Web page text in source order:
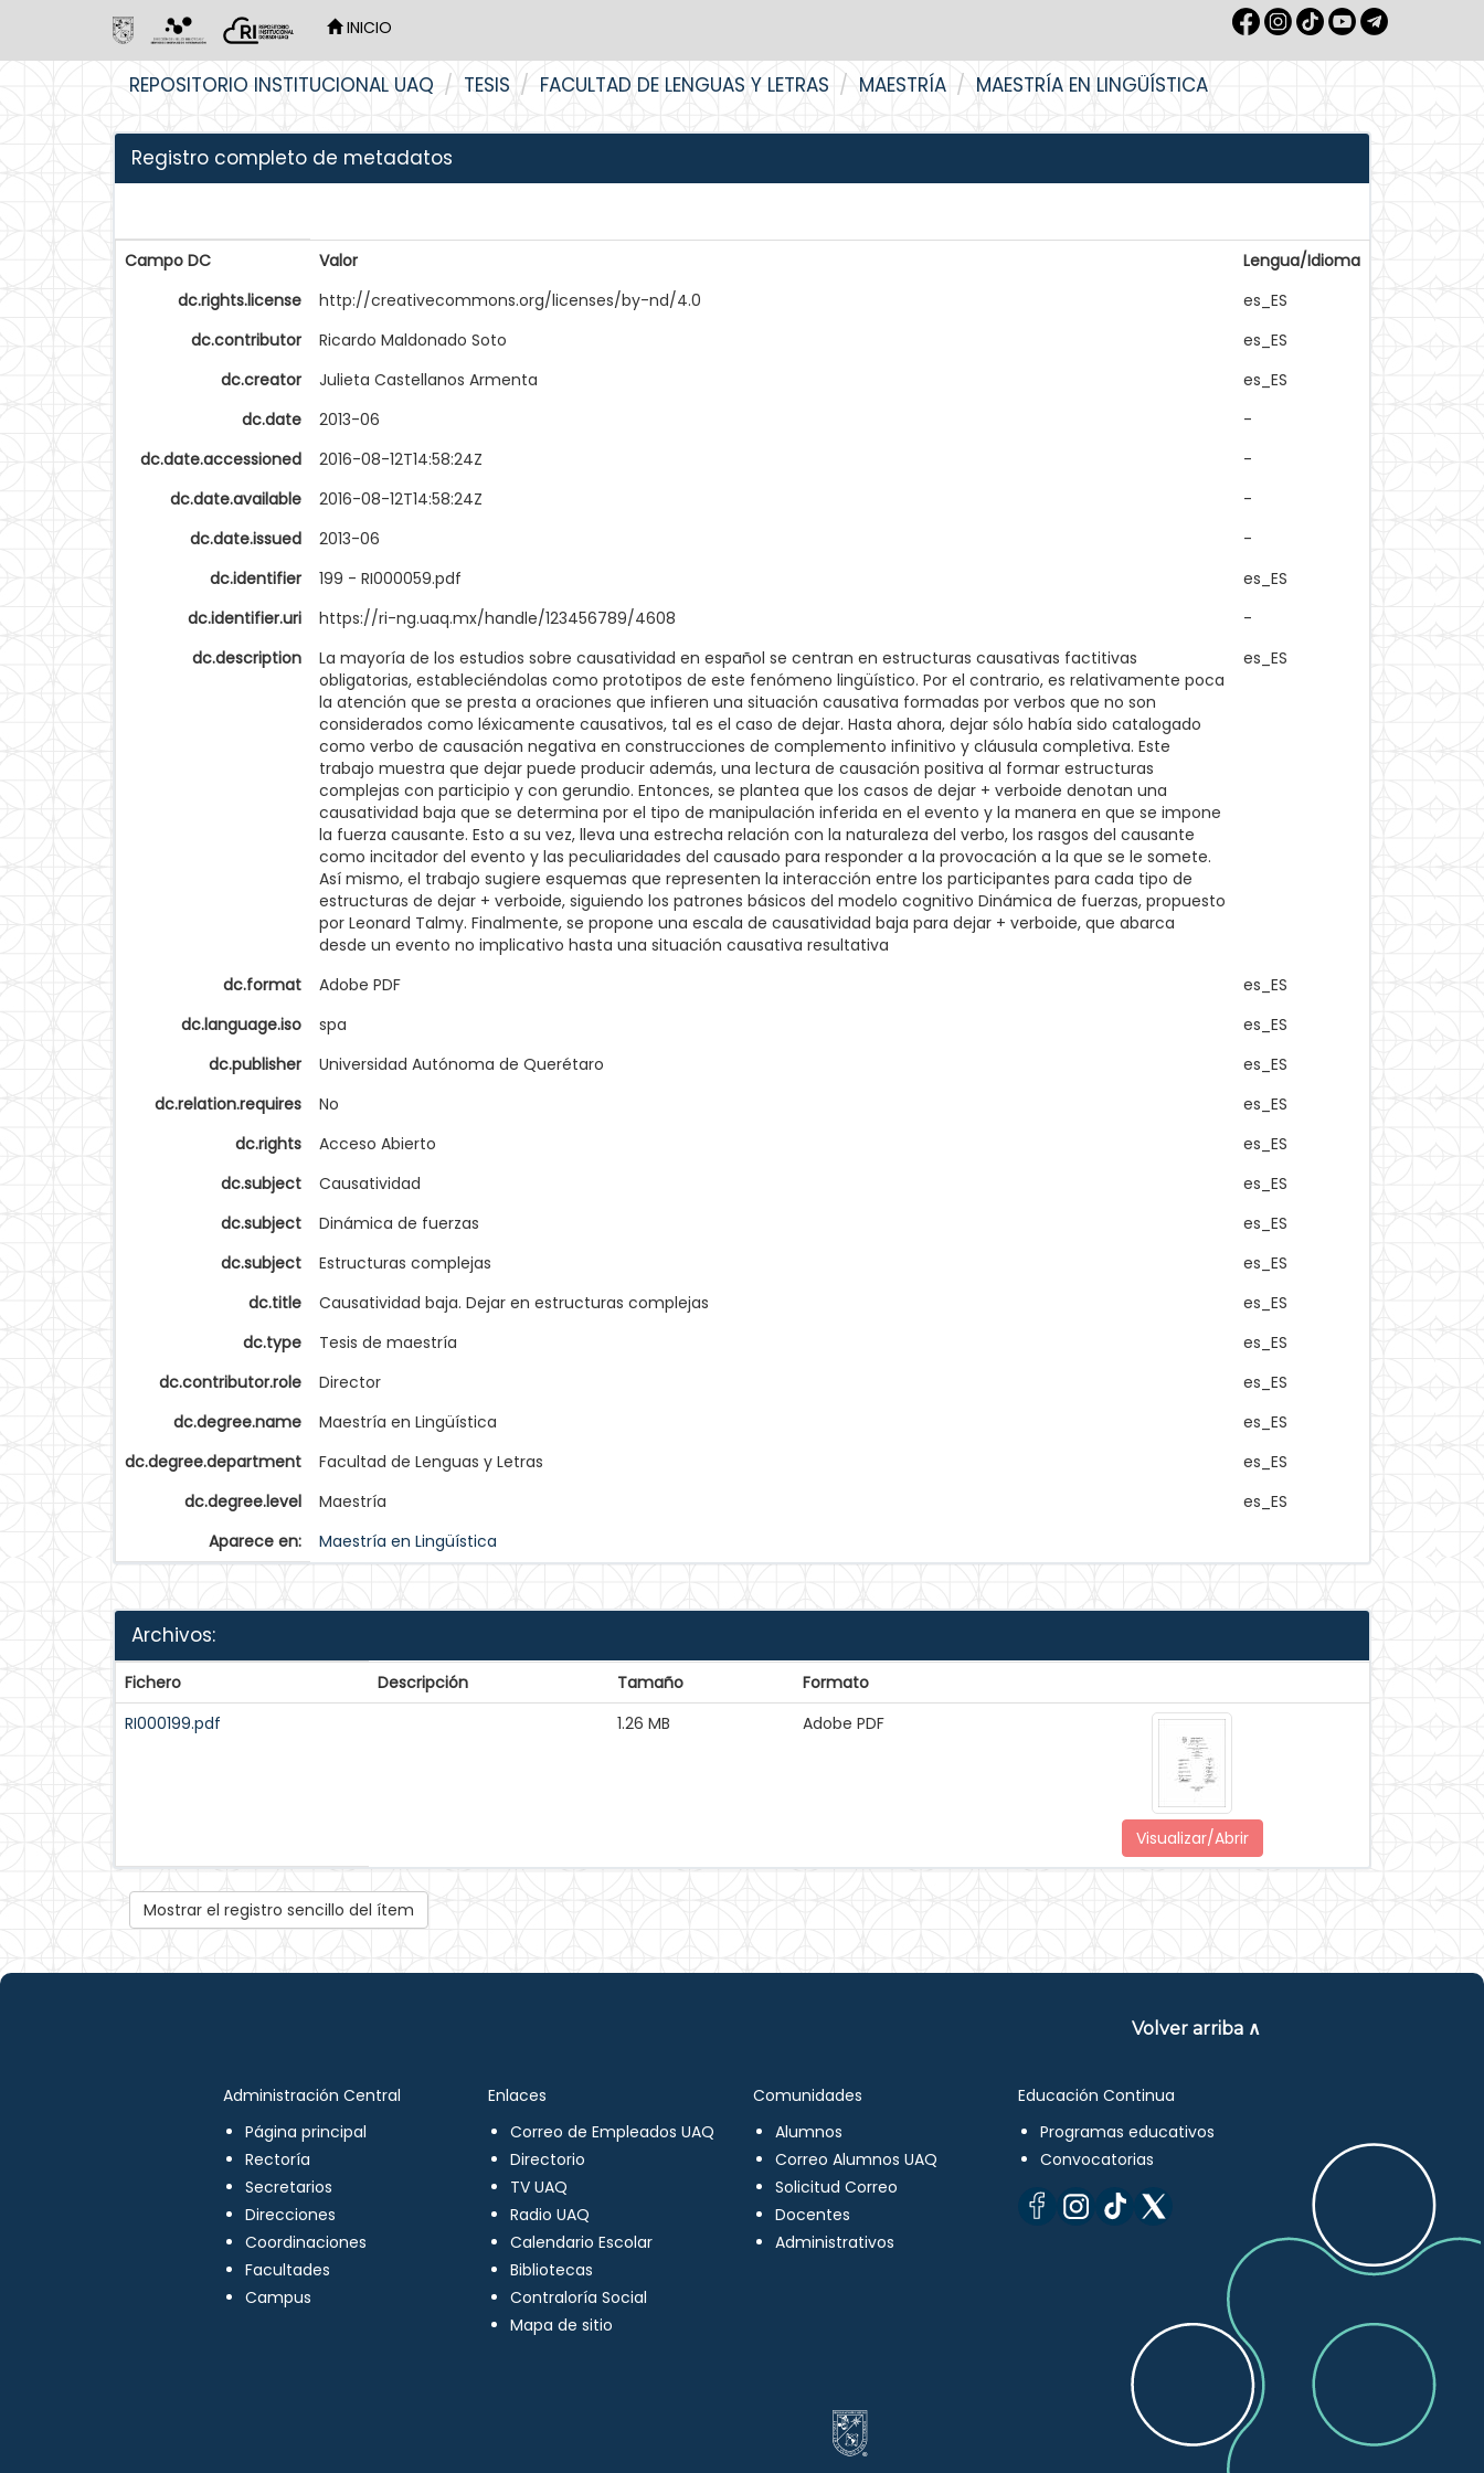
INICIO
REPOSITORIO INSTITUCIONAL UAQ TESIS FACULTAD DE LENGUAS Y LETRAS MAESTRÍA MAESTRÍA EN LINGÜÍSTICA
Registro completo de metadatos
Campo DC Valor
Lengua/Idioma
dc.rights.license
http://creativecommons.org/licenses/by-nd/4.0
es_ES
dc.contributor
Ricardo Maldonado Soto
es_ES
dc.creator
Julieta Castellanos Armenta
es_ES
dc.date
2013-06
-
dc.date.accessioned
2016-08-12T14:58:24Z
-
dc.date.available
2016-08-12T14:58:24Z
-
dc.date.issued
2013-06
-
dc.identifier
199 - RI000059.pdf
es_ES
dc.identifier.uri
https://ri-ng.uaq.mx/handle/123456789/4608
-
dc.description
La mayoría de los estudios sobre causatividad en español se centran en estructuras causativas factitivas
obligatorias, estableciéndolas como prototipos de este fenómeno lingüístico. Por el contrario, es relativamente poca
la atención que se presta a oraciones que infieren una situación causativa formadas por verbos que no son
considerados como léxicamente causativos, tal es el caso de dejar. Hasta ahora, dejar sólo había sido catalogado
como verbo de causación negativa en construcciones de complemento infinitivo y cláusula completiva. Este
trabajo muestra que dejar puede producir además, una lectura de causación positiva al formar estructuras
complejas con participio y con gerundio. Entonces, se plantea que los casos de dejar + verboide denotan una
causatividad baja que se determina por el tipo de manipulación inferida en el evento y la manera en que se impone
la fuerza causante. Esto a su vez, lleva una estrecha relación con la naturaleza del verbo, los rasgos del causante
como incitador del evento y las peculiaridades del causado para responder a la provocación a la que se le somete.
Así mismo, el trabajo sugiere esquemas que representen la interacción entre los participantes para cada tipo de
estructuras de dejar + verboide, siguiendo los patrones básicos del modelo cognitivo Dinámica de fuerzas, propuesto
por Leonard Talmy. Finalmente, se propone una escala de causatividad baja para dejar + verboide, que abarca
desde un evento no implicativo hasta una situación causativa resultativa
es_ES
dc.format Adobe PDF
es_ES
dc.language.iso
spa
es_ES
dc.publisher
Universidad Autónoma de Querétaro
es_ES
dc.relation.requires
No
es_ES
dc.rights
Acceso Abierto
es_ES
dc.subject
Causatividad
es_ES
dc.subject
Dinámica de fuerzas
es_ES
dc.subject
Estructuras complejas
es_ES
dc.title
Causatividad baja. Dejar en estructuras complejas
es_ES
dc.type
Tesis de maestría
es_ES
dc.contributor.role
Director
es_ES
dc.degree.name
Maestría en Lingüística
es_ES
dc.degree.department
Facultad de Lenguas y Letras
es_ES
dc.degree.level
Maestría
es_ES
Aparece en:
Maestría en Lingüística
Archivos:
Fichero Descripción Tamaño
Formato
RI000199.pdf
1.26 MB Adobe PDF
Visualizar/Abrir
Mostrar el registro sencillo del ítem
Volver arriba ∧
Administración Central
Página principal
Rectoría
Secretarios
Direcciones
Coordinaciones
Facultades
Campus
Enlaces
Correo de Empleados UAQ
Directorio
TV UAQ
Radio UAQ
Calendario Escolar
Bibliotecas
Contraloría Social
Mapa de sitio
Comunidades
Alumnos
Correo Alumnos UAQ
Solicitud Correo
Docentes
Administrativos
Educación Continua
Programas educativos
Convocatorias